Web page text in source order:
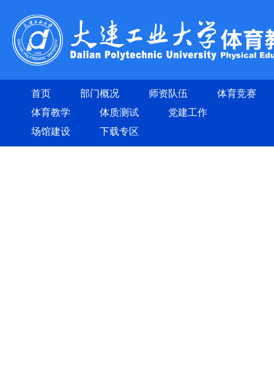
首页 部门概况 师资队伍
体育竞赛
体育教学
体质测试
党建工作
场馆建设
下载专区